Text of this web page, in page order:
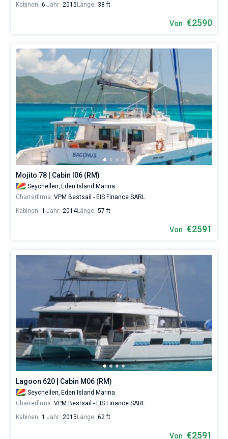
Kabinen: 6 Jahr: 2015 Länge: 38 ft
Von €2590
Mojito 78 | Cabin I06 (RM)
Seychellen, Eden Island Marina
Charterfirma: VPM Bestsail - EIS Finance SARL
Kabinen: 1 Jahr: 2014Länge: 57 ft
Von €2591
Lagoon 620 | Cabin M06 (RM)
Seychellen, Eden Island Marina
Charterfirma: VPM Bestsail - EIS Finance SARL
Kabinen: 1 Jahr: 2015 Länge: 62 ft
Von €2591